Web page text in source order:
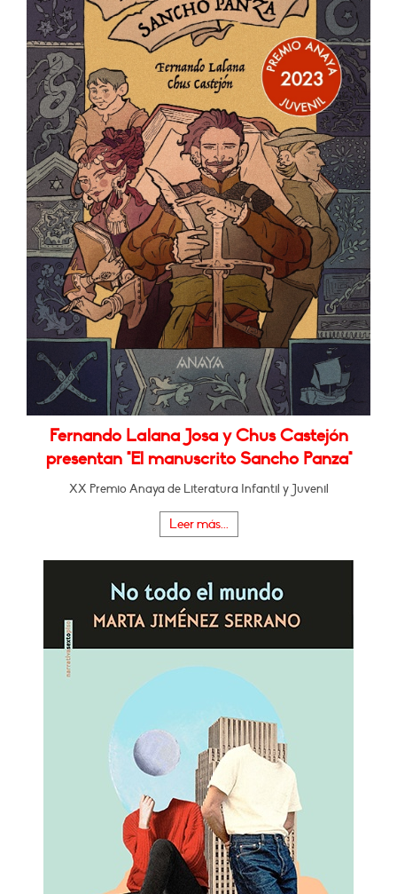
Fernando Lalana Josa y Chus Castejón
presentan "El manuscrito Sancho Panza"
XX Premio Anaya de Literatura Infantil y Juvenil
Leer más...